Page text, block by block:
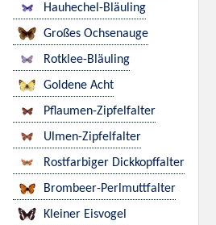
Hauhechel-Bläuling
Großes Ochsenauge
Rotklee-Bläuling
Goldene Acht
Pflaumen-Zipfelfalter
Ulmen-Zipfelfalter
Rostfarbiger Dickkopffalter
Brombeer-Perlmuttfalter
Kleiner Eisvogel